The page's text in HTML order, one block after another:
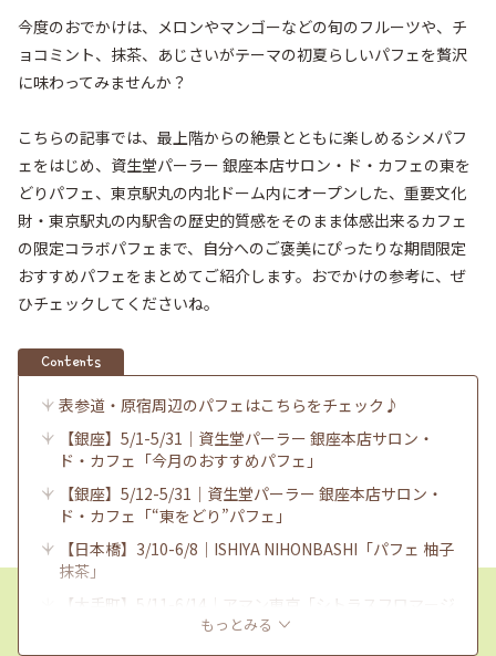
今度のおでかけは、メロンやマンゴーなどの旬のフルーツや、チ
ョコミント、抹茶、あじさいがテーマの初夏らしいパフェを贅沢
に味わってみませんか？
こちらの記事では、最上階からの絶景とともに楽しめるシメパフ
ェをはじめ、資生堂パーラー 銀座本店サロン・ド・カフェの東を
どりパフェ、東京駅丸の内北ドーム内にオープンした、重要文化
財・東京駅丸の内駅舎の歴史的質感をそのまま体感出来るカフェ
の限定コラボパフェまで、自分へのご褒美にぴったりな期間限定
おすすめパフェをまとめてご紹介します。おでかけの参考に、ぜ
ひチェックしてくださいね。
Contents
表参道・原宿周辺のパフェはこちらをチェック♪
【銀座】5/1-5/31｜資生堂パーラー 銀座本店サロン・
ド・カフェ「今月のおすすめパフェ」
【銀座】5/12-5/31｜資生堂パーラー 銀座本店サロン・
ド・カフェ「“東をどり”パフェ」
【日本橋】3/10-6/8｜ISHIYA NIHONBASHI「パフェ 柚子
抹茶」
【大手町】5/11-6/14｜アマン東京「シトラスフロマージ
もっとみる